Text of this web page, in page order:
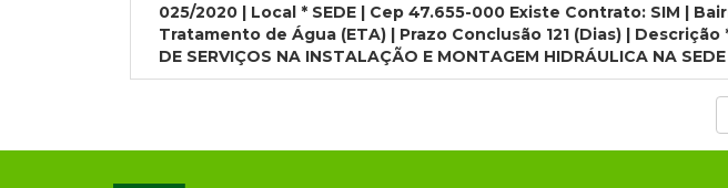
025/2020 | Local * SEDE | Cep 47.655-000 Existe Contrato: SIM |
Tratamento de Água (ETA) | Prazo Conclusão 121 (Dias) | Descrição
DE SERVIÇOS NA INSTALAÇÃO E MONTAGEM HIDRÁULICA NA